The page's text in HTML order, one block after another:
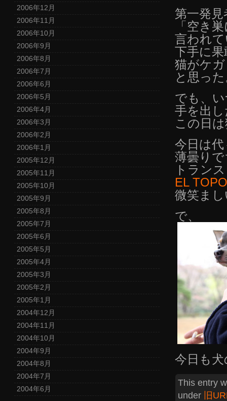
2006年12月
2006年11月
2006年10月
2006年9月
2006年8月
2006年7月
2006年6月
2006年5月
2006年4月
2006年3月
2006年2月
2006年1月
2005年12月
2005年11月
2005年10月
2005年9月
2005年8月
2005年7月
2005年6月
2005年5月
2005年4月
2005年3月
2005年2月
2005年1月
2004年12月
2004年11月
2004年10月
2004年9月
2004年8月
2004年7月
2004年6月
第一発
「空き
言われ
下手に
猫がケ
と思っ
でも、
手を出
この日
今日は
薄曇り
トラン
EL
微笑ま
で、
今日も
This entry
under 旧